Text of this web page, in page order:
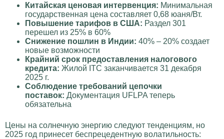
Китайская ценовая интервенция: Минимальная
государственная цена составляет 0,68 юаня/Вт.
Повышение тарифов в США: Раздел 301
перешел из 25% в 60%
Снижение пошлин в Индии: 40% – 20% создает
новые возможности
Крайний срок предоставления налогового
кредита: Жилой ITC заканчивается 31 декабря
2025 г.
Соблюдение требований цепочки
поставок: Документация UFLPA теперь
обязательна
Цены на солнечную энергию следуют тенденциям, но
2025 год принесет беспрецедентную волатильность: